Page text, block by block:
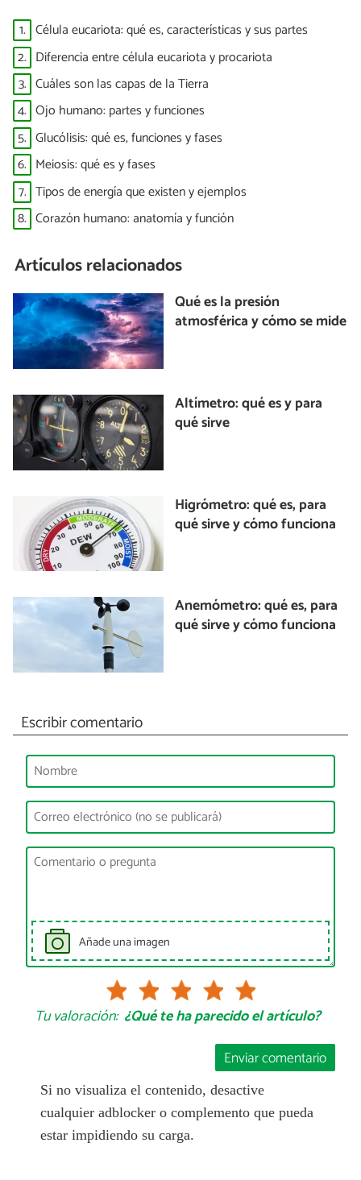
1. Célula eucariota: qué es, características y sus partes
2. Diferencia entre célula eucariota y procariota
3. Cuáles son las capas de la Tierra
4. Ojo humano: partes y funciones
5. Glucólisis: qué es, funciones y fases
6. Meiosis: qué es y fases
7. Tipos de energía que existen y ejemplos
8. Corazón humano: anatomía y función
Artículos relacionados
Qué es la presión
atmosférica y cómo se mide
Altímetro: qué es y para
qué sirve
Higrómetro: qué es, para
qué sirve y cómo funciona
Anemómetro: qué es, para
qué sirve y cómo funciona
Escribir comentario
Añade una imagen
Tu valoración: ¿Qué te ha parecido el artículo?
Enviar comentario
Si no visualiza el contenido, desactive
cualquier adblocker o complemento que pueda
estar impidiendo su carga.